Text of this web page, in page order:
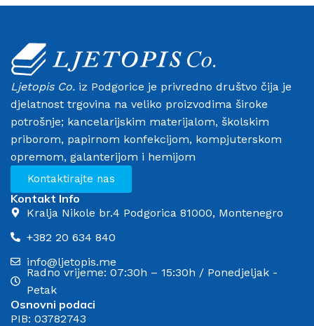
Ljetopis Co. iz Podgorice je privredno društvo čija je
djelatnost trgovina na veliko proizvodima široke
potrošnje; kancelarijskim materijalom, školskim
priborom, papirnom konfekcijom, kompjuterskom
opremom, galanterijom i hemijom
Kontaktirajte nas
Kontakt Info
Kralja Nikole br.4 Podgorica 81000, Montenegro
+382 20 634 840
info@ljetopis.me
Radno vrijeme: 07:30h – 15:30h / Ponedjeljak -
Petak
Osnovni podaci
PIB: 03782743